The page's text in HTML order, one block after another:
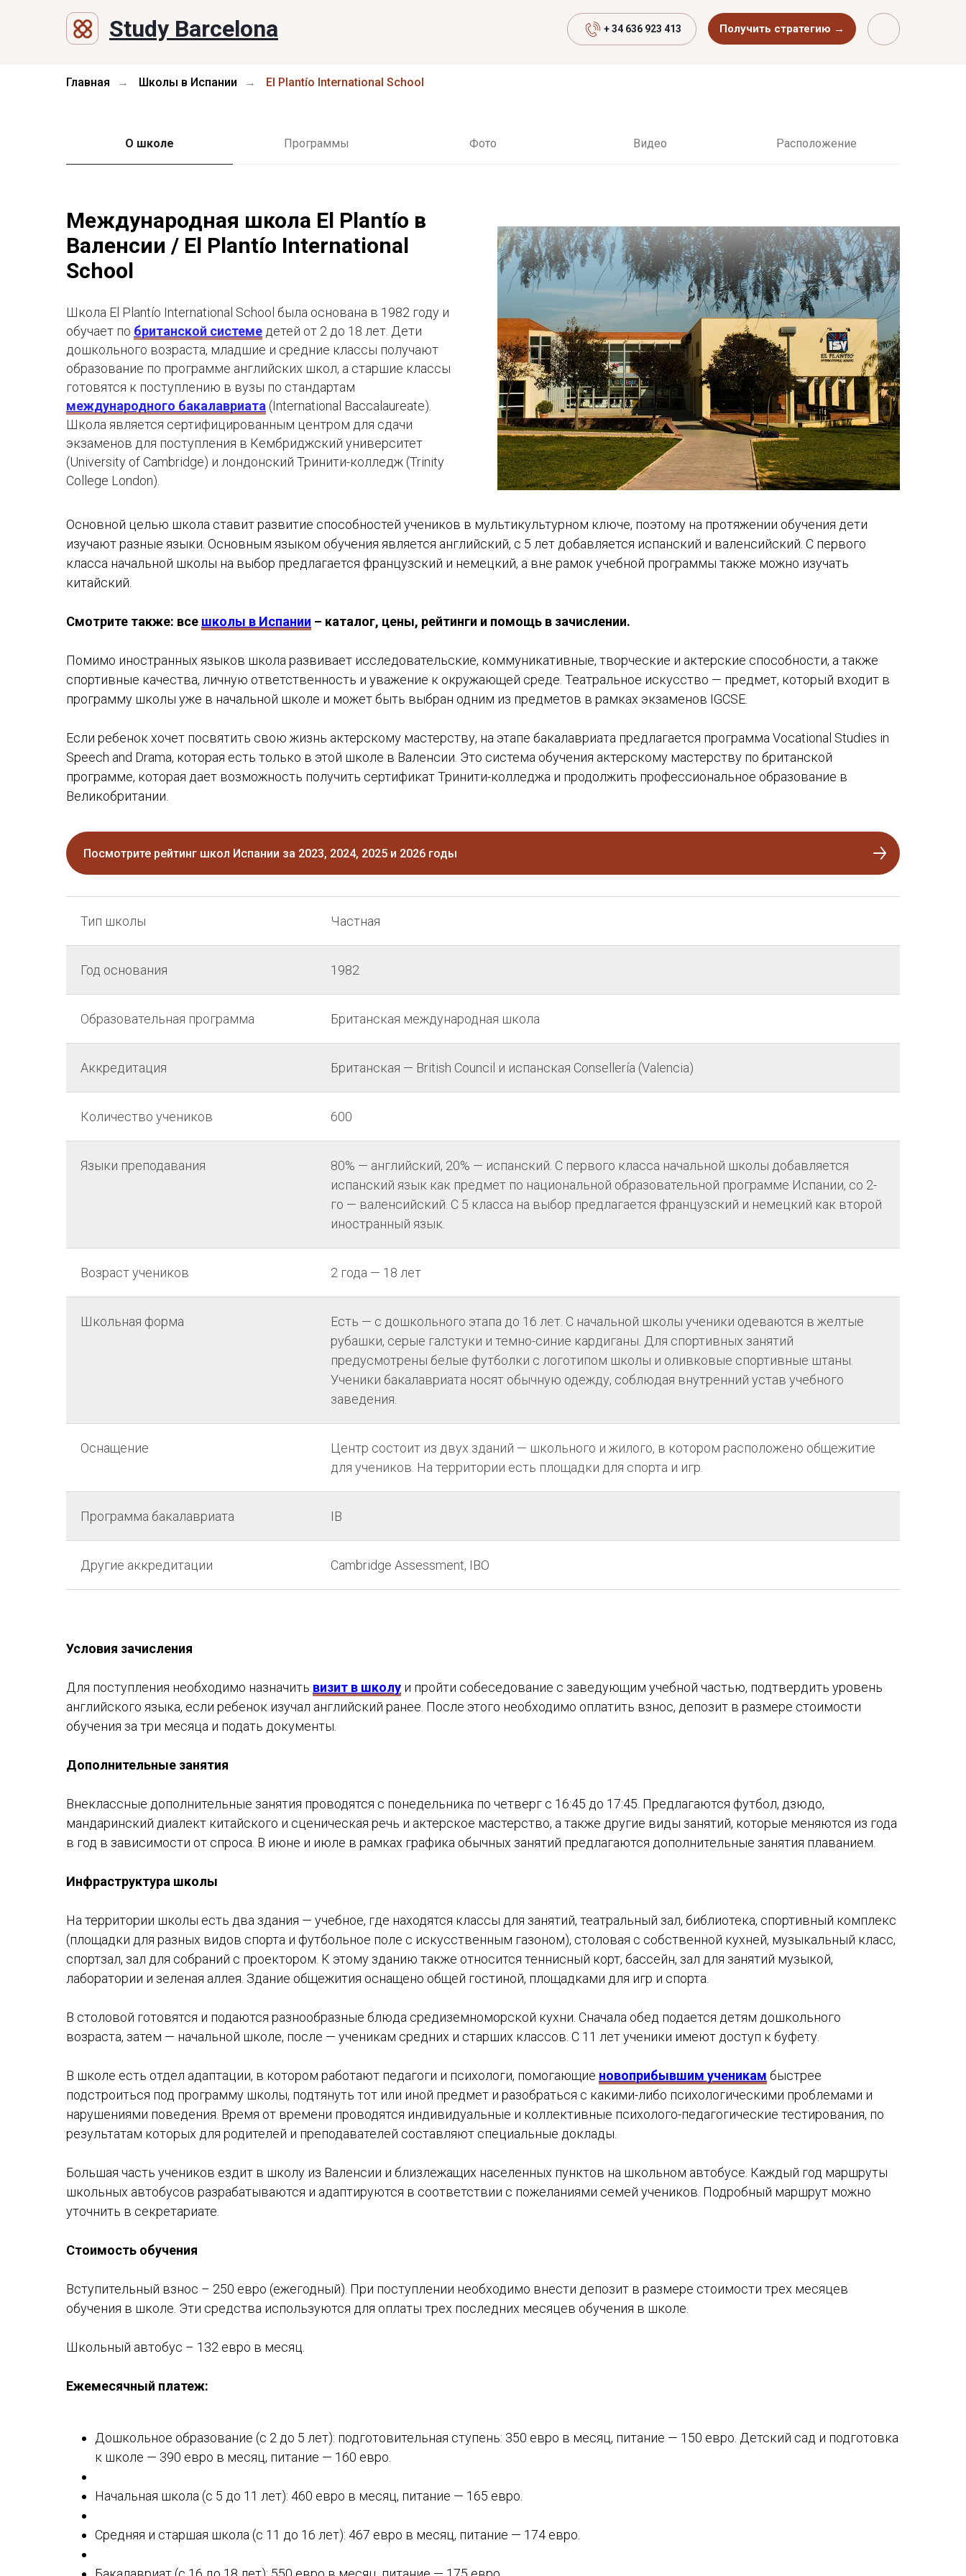
Study Barcelona Получить стратегию →
+ 34 636 923 413
Главная → Школы в Испании → El Plantío International School
О школе Программы Фото Видео Расположение
Международная школа El Plantío в
Валенсии / El Plantío International
School
Школа El Plantío International School была основана в 1982 году и
обучает по британской системе детей от 2 до 18 лет. Дети
дошкольного возраста, младшие и средние классы получают
образование по программе английских школ, а старшие классы
готовятся к поступлению в вузы по стандартам
международного бакалавриата (International Baccalaureate).
Школа является сертифицированным центром для сдачи
экзаменов для поступления в Кембриджский университет
(University of Cambridge) и лондонский Тринити-колледж (Trinity
College London).
Основной целью школа ставит развитие способностей учеников в мультикультурном ключе, поэтому на протяжении обучения дети
изучают разные языки. Основным языком обучения является английский, с 5 лет добавляется испанский и валенсийский. С первого
класса начальной школы на выбор предлагается французский и немецкий, а вне рамок учебной программы также можно изучать
китайский.
Смотрите также: все школы в Испании – каталог, цены, рейтинги и помощь в зачислении.
Помимо иностранных языков школа развивает исследовательские, коммуникативные, творческие и актерские способности, а также
спортивные качества, личную ответственность и уважение к окружающей среде. Театральное искусство — предмет, который входит в
программу школы уже в начальной школе и может быть выбран одним из предметов в рамках экзаменов IGCSE.
Если ребенок хочет посвятить свою жизнь актерскому мастерству, на этапе бакалавриата предлагается программа Vocational Studies in
Speech and Drama, которая есть только в этой школе в Валенсии. Это система обучения актерскому мастерству по британской
программе, которая дает возможность получить сертификат Тринити-колледжа и продолжить профессиональное образование в
Великобритании.
Посмотрите рейтинг школ Испании за 2023, 2024, 2025 и 2026 годы
Тип школы Частная
Год основания 1982
Образовательная программа Британская международная школа
Аккредитация Британская — British Council и испанская Consellería (Valencia)
Количество учеников 600
Языки преподавания
80% — английский, 20% — испанский. С первого класса начальной школы добавляется
испанский язык как предмет по национальной образовательной программе Испании, со 2-
го — валенсийский. С 5 класса на выбор предлагается французский и немецкий как второй
иностранный язык.
Возраст учеников 2 года — 18 лет
Школьная форма
Есть — с дошкольного этапа до 16 лет. С начальной школы ученики одеваются в желтые
рубашки, серые галстуки и темно-синие кардиганы. Для спортивных занятий
предусмотрены белые футболки с логотипом школы и оливковые спортивные штаны.
Ученики бакалавриата носят обычную одежду, соблюдая внутренний устав учебного
заведения.
Оснащение
Центр состоит из двух зданий — школьного и жилого, в котором расположено общежитие
для учеников. На территории есть площадки для спорта и игр.
Программа бакалавриата IB
Другие аккредитации Cambridge Assessment, IBO
Условия зачисления
Для поступления необходимо назначить визит в школу и пройти собеседование с заведующим учебной частью, подтвердить уровень
английского языка, если ребенок изучал английский ранее. После этого необходимо оплатить взнос, депозит в размере стоимости
обучения за три месяца и подать документы.
Дополнительные занятия
Внеклассные дополнительные занятия проводятся с понедельника по четверг с 16:45 до 17:45. Предлагаются футбол, дзюдо,
мандаринский диалект китайского и сценическая речь и актерское мастерство, а также другие виды занятий, которые меняются из года
в год в зависимости от спроса. В июне и июле в рамках графика обычных занятий предлагаются дополнительные занятия плаванием.
Инфраструктура школы
На территории школы есть два здания — учебное, где находятся классы для занятий, театральный зал, библиотека, спортивный комплекс
(площадки для разных видов спорта и футбольное поле с искусственным газоном), столовая с собственной кухней, музыкальный класс,
спортзал, зал для собраний с проектором. К этому зданию также относится теннисный корт, бассейн, зал для занятий музыкой,
лаборатории и зеленая аллея. Здание общежития оснащено общей гостиной, площадками для игр и спорта.
В столовой готовятся и подаются разнообразные блюда средиземноморской кухни. Сначала обед подается детям дошкольного
возраста, затем — начальной школе, после — ученикам средних и старших классов. С 11 лет ученики имеют доступ к буфету.
В школе есть отдел адаптации, в котором работают педагоги и психологи, помогающие новоприбывшим ученикам быстрее
подстроиться под программу школы, подтянуть тот или иной предмет и разобраться с какими-либо психологическими проблемами и
нарушениями поведения. Время от времени проводятся индивидуальные и коллективные психолого-педагогические тестирования, по
результатам которых для родителей и преподавателей составляют специальные доклады.
Большая часть учеников ездит в школу из Валенсии и близлежащих населенных пунктов на школьном автобусе. Каждый год маршруты
школьных автобусов разрабатываются и адаптируются в соответствии с пожеланиями семей учеников. Подробный маршрут можно
уточнить в секретариате.
Стоимость обучения
Вступительный взнос – 250 евро (ежегодный). При поступлении необходимо внести депозит в размере стоимости трех месяцев
обучения в школе. Эти средства используются для оплаты трех последних месяцев обучения в школе.
Школьный автобус – 132 евро в месяц.
Ежемесячный платеж:
Дошкольное образование (с 2 до 5 лет): подготовительная ступень: 350 евро в месяц, питание — 150 евро. Детский сад и подготовка
к школе — 390 евро в месяц, питание — 160 евро.
Начальная школа (с 5 до 11 лет): 460 евро в месяц, питание — 165 евро.
Средняя и старшая школа (с 11 до 16 лет): 467 евро в месяц, питание — 174 евро.